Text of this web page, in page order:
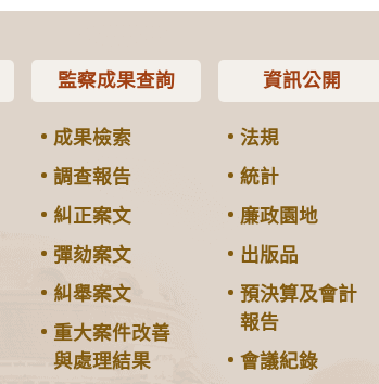
監察成果查詢
成果檢索
調查報告
糾正案文
彈劾案文
糾舉案文
重大案件改善
與處理結果
資訊公開
法規
統計
廉政園地
出版品
預決算及會計
報告
會議紀錄